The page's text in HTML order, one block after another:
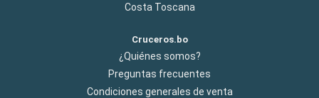
Costa Toscana
Cruceros.bo
¿Quiénes somos?
Preguntas frecuentes
Condiciones generales de venta